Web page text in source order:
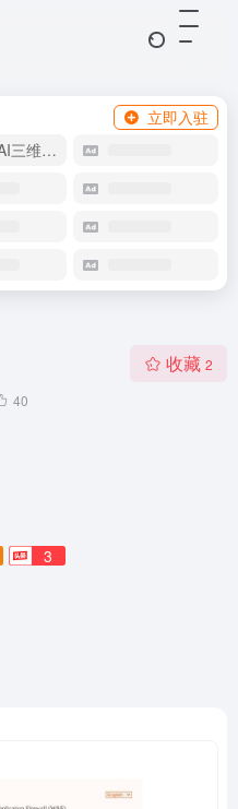
立即入驻
Tripo-AI三维模型
40
收藏 2
3